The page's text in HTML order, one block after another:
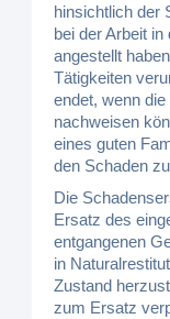
hinsichtlich der
bei der Arbeit
angestellt
Tätigkeiten
endet, wenn
nachweisen
eines guten
den Schaden
Die
Ersatz des
entgangenen
in
Zustand
zum Ersatz